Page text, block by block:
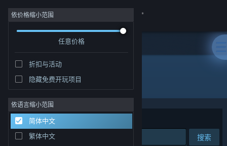
登录
社区
关于
客服
依价格缩小范围
任意价格
折扣与活动
隐藏免费开玩项目
依语言缩小范围
简体中文
繁体中文
开发者: Nerdvision Games
排序依据 相关性
搜索